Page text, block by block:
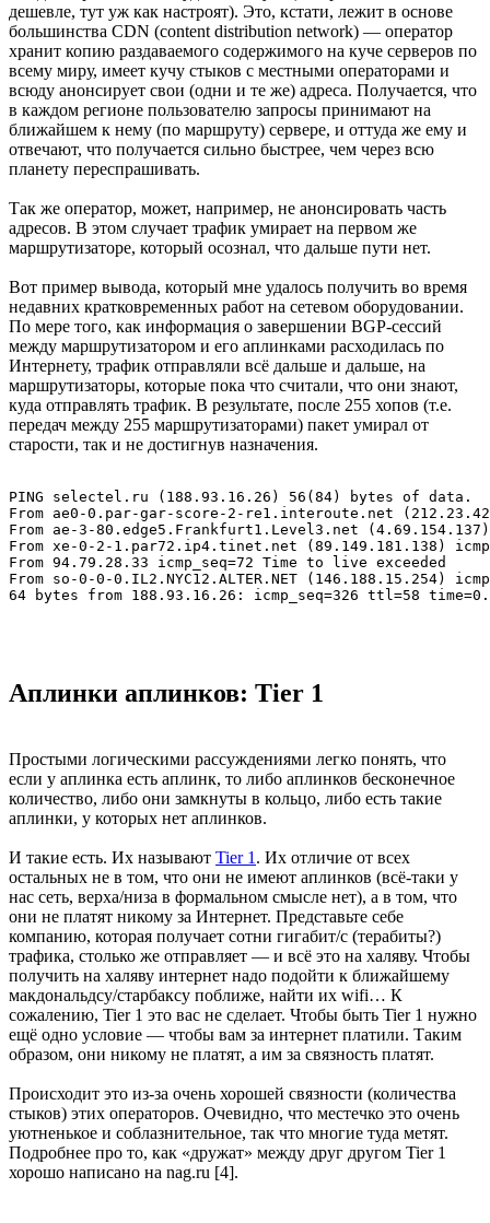
дешевле, тут уж как настроят). Это, кстати, лежит в основе
большинства CDN (content distribution network) — оператор
хранит копию раздаваемого содержимого на куче серверов по
всему миру, имеет кучу стыков с местными операторами и
всюду анонсирует свои (одни и те же) адреса. Получается, что
в каждом регионе пользователю запросы принимают на
ближайшем к нему (по маршруту) сервере, и оттуда же ему и
отвечают, что получается сильно быстрее, чем через всю
планету переспрашивать.
Так же оператор, может, например, не анонсировать часть
адресов. В этом случает трафик умирает на первом же
маршрутизаторе, который осознал, что дальше пути нет.
Вот пример вывода, который мне удалось получить во время
недавних кратковременных работ на сетевом оборудовании.
По мере того, как информация о завершении BGP-сессий
между маршрутизатором и его аплинками расходилась по
Интернету, трафик отправляли всё дальше и дальше, на
маршрутизаторы, которые пока что считали, что они знают,
куда отправлять трафик. В результате, после 255 хопов (т.е.
передач между 255 маршрутизаторами) пакет умирал от
старости, так и не достигнув назначения.
PING selectel.ru (188.93.16.26) 56(84) bytes of data.
From ae0-0.par-gar-score-2-re1.interoute.net
From ae-3-80.edge5.Frankfurt1.Level3.net
From xe-0-2-1.par72.ip4.tinet.net (89.149.181.138)
From 94.79.28.33 icmp_seq=72 Time to live exceeded
From so-0-0-0.IL2.NYC12.ALTER.NET (146.188.15.254)
Аплинки аплинков: Tier 1
Простыми логическими рассуждениями легко понять, что
если у аплинка есть аплинк, то либо аплинков бесконечное
количество, либо они замкнуты в кольцо, либо есть такие
аплинки, у которых нет аплинков.
И такие есть. Их называют Tier 1 . Их отличие от всех
остальных не в том, что они не имеют аплинков (всё-таки у
нас сеть, верха/низа в формальном смысле нет), а в том, что
они не платят никому за Интернет. Представьте себе
компанию, которая получает сотни гигабит/с (терабиты?)
трафика, столько же отправляет — и всё это на халяву. Чтобы
получить на халяву интернет надо подойти к ближайшему
макдональдсу/старбаксу поближе, найти их wifi… К
сожалению, Tier 1 это вас не сделает. Чтобы быть Tier 1 нужно
ещё одно условие — чтобы вам за интернет платили. Таким
образом, они никому не платят, а им за связность платят.
Происходит это из-за очень хорошей связности (количества
стыков) этих операторов. Очевидно, что местечко это очень
уютненькое и соблазнительное, так что многие туда метят.
Подробнее про то, как «дружат» между друг другом Tier 1
хорошо написано на nag.ru [4].